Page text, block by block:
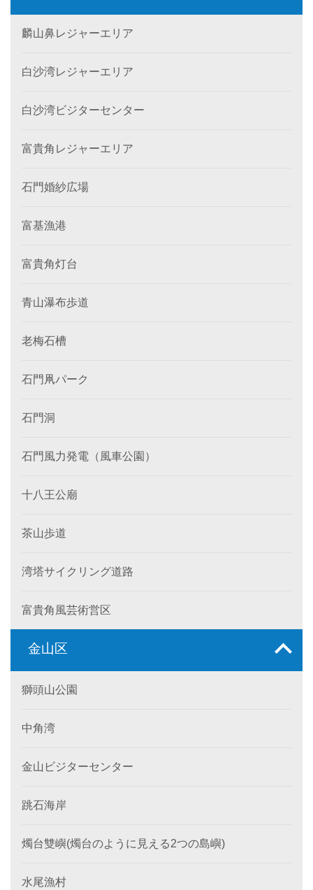
麟山鼻レジャーエリア
白沙湾レジャーエリア
白沙湾ビジターセンター
富貴角レジャーエリア
石門婚紗広場
富基漁港
富貴角灯台
青山瀑布歩道
老梅石槽
石門凧パーク
石門洞
石門風力発電（風車公園）
十八王公廟
茶山歩道
湾塔サイクリング道路
富貴角風芸術営区
金山区
獅頭山公園
中角湾
金山ビジターセンター
跳石海岸
燭台雙嶼(燭台のように見える2つの島嶼)
水尾漁村